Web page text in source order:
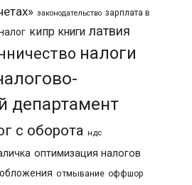
законодательство зарплата в
кипр книги латвия
налоги
департамент
с оборота ндс
оптимизация налогов
отмывание оффшор